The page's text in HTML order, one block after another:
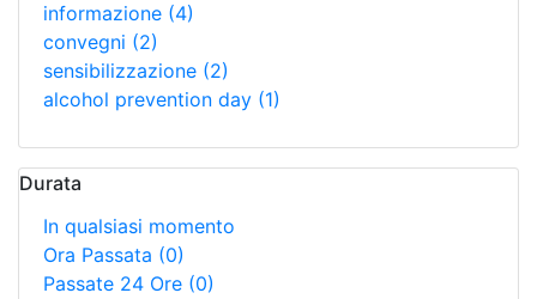
informazione (4)
convegni (2)
sensibilizzazione (2)
alcohol prevention day (1)
Durata
In qualsiasi momento
Ora Passata (0)
Passate 24 Ore (0)